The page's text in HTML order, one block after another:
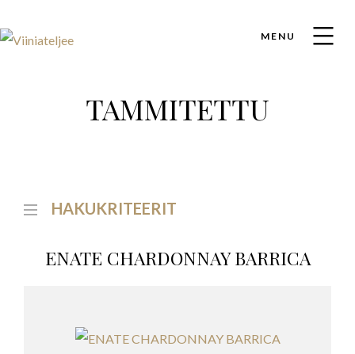
MENU
TAMMITETTU
HAKUKRITEERIT
ENATE CHARDONNAY BARRICA